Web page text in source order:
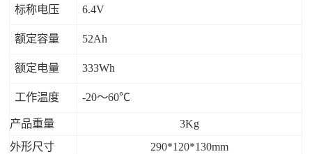
标称电压 6.4V
额定容量 52Ah
额定电量 333Wh
工作温度
-20～60℃
产品重量
3Kg
外形尺寸
290*120*130mm